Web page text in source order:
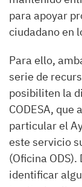
para apoyar
ciudadano en
Para ello,
serie de
posibiliten la
CODESA,
particular el
este servicio
(Oficina
identificar